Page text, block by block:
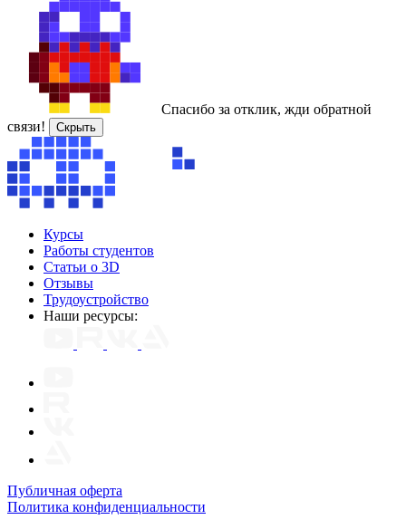
Спасибо за отклик, жди обратной
связи!
Скрыть
Курсы
Работы студентов
Статьи о 3D
Отзывы
Трудоустройство
Наши ресурсы:
Публичная оферта
Политика конфиденциальности